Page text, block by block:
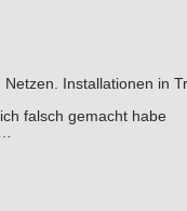
Installationen in
falsch gemacht habe